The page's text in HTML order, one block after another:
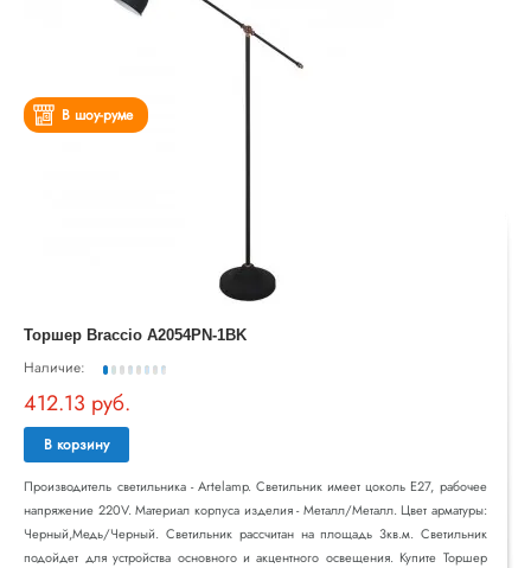
В шоу-руме
Торшер Braccio A2054PN-1BK
Наличие:
412.13 руб.
В корзину
Производитель светильника - Artelamp. Светильник имеет цоколь E27, рабочее
напряжение 220V. Материал корпуса изделия - Металл/Металл. Цвет арматуры:
Черный,Медь/Черный. Светильник рассчитан на площадь 3кв.м. Светильник
подойдет для устройства основного и акцентного освещения. Купите Торшер